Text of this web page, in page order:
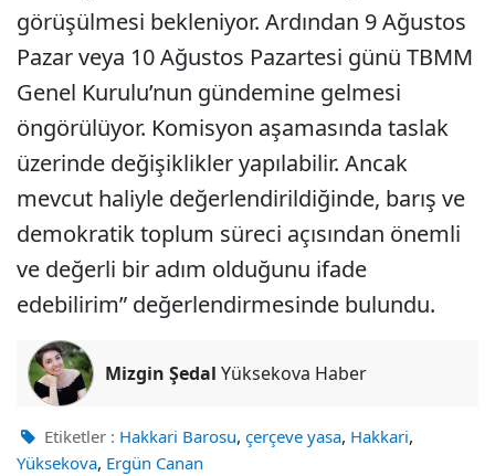
görüşülmesi bekleniyor. Ardından 9 Ağustos
Pazar veya 10 Ağustos Pazartesi günü TBMM
Genel Kurulu’nun gündemine gelmesi
öngörülüyor. Komisyon aşamasında taslak
üzerinde değişiklikler yapılabilir. Ancak
mevcut haliyle değerlendirildiğinde, barış ve
demokratik toplum süreci açısından önemli
ve değerli bir adım olduğunu ifade
edebilirim” değerlendirmesinde bulundu.
Mizgin Şedal Yüksekova Haber
Etiketler : Hakkari Barosu, çerçeve yasa, Hakkari,
Yüksekova, Ergün Canan